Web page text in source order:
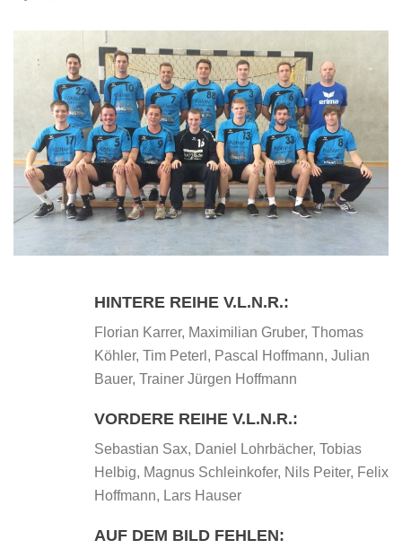
HINTERE REIHE V.L.N.R.:
Florian Karrer, Maximilian Gruber, Thomas
Köhler, Tim Peterl, Pascal Hoffmann, Julian
Bauer, Trainer Jürgen Hoffmann
VORDERE REIHE V.L.N.R.:
Sebastian Sax, Daniel Lohrbächer, Tobias
Helbig, Magnus Schleinkofer, Nils Peiter, Felix
Hoffmann, Lars Hauser
AUF DEM BILD FEHLEN: